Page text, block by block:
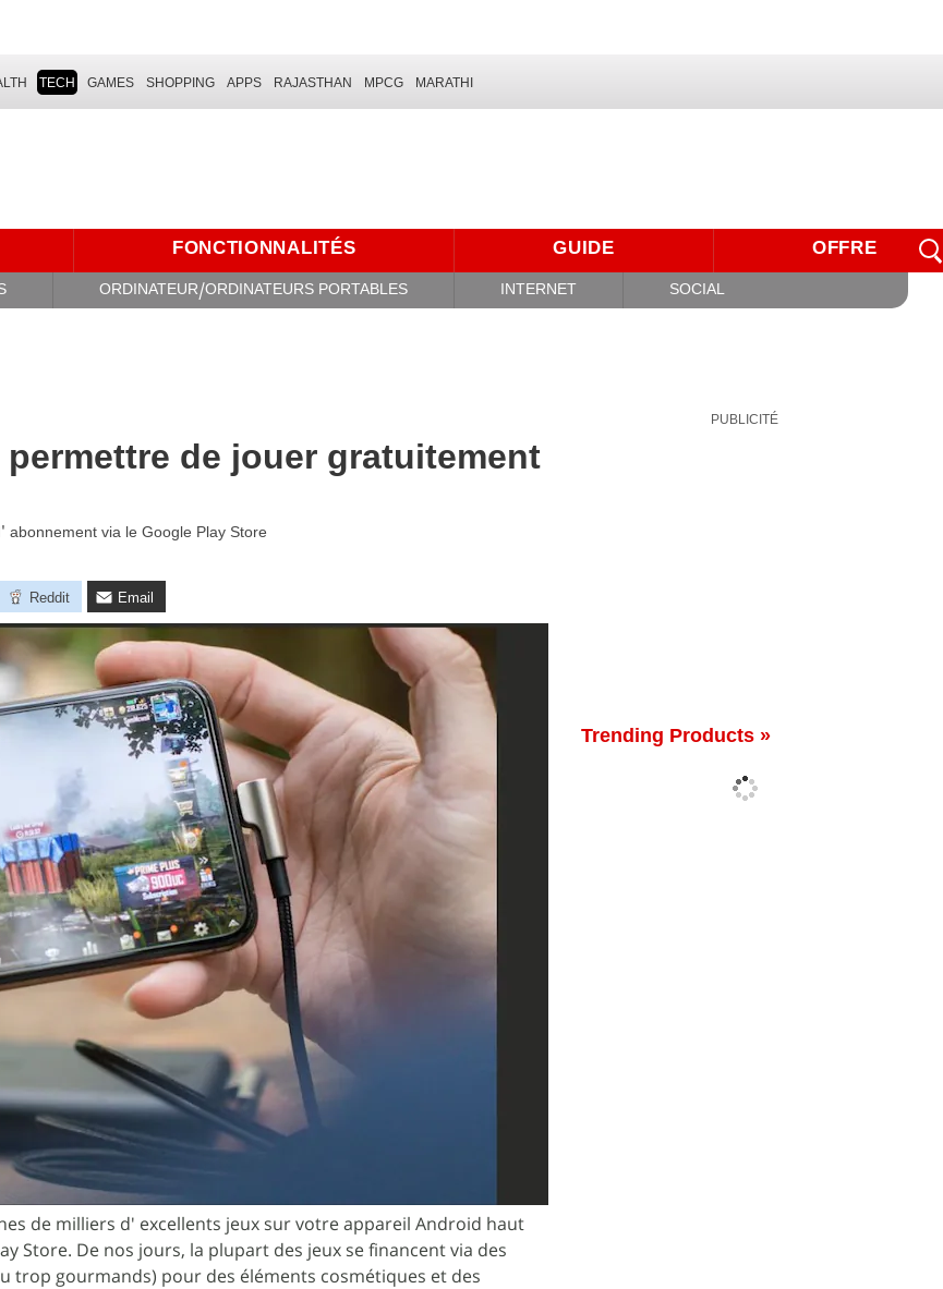
TECH GAMES SHOPPING APPS RAJASTHAN MPCG MARATHI
FONCTIONNALITÉS GUIDE OFFRE
ORDINATEUR/ORDINATEURS PORTABLES INTERNET SOCIAL
de jouer gratuitement
via le Google Play Store
Reddit Email
de milliers d' excellents jeux sur votre appareil Android haut
Store. De nos jours, la plupart des jeux se financent via des
trop gourmands) pour des éléments cosmétiques et des
PUBLICITÉ
Trending Products »